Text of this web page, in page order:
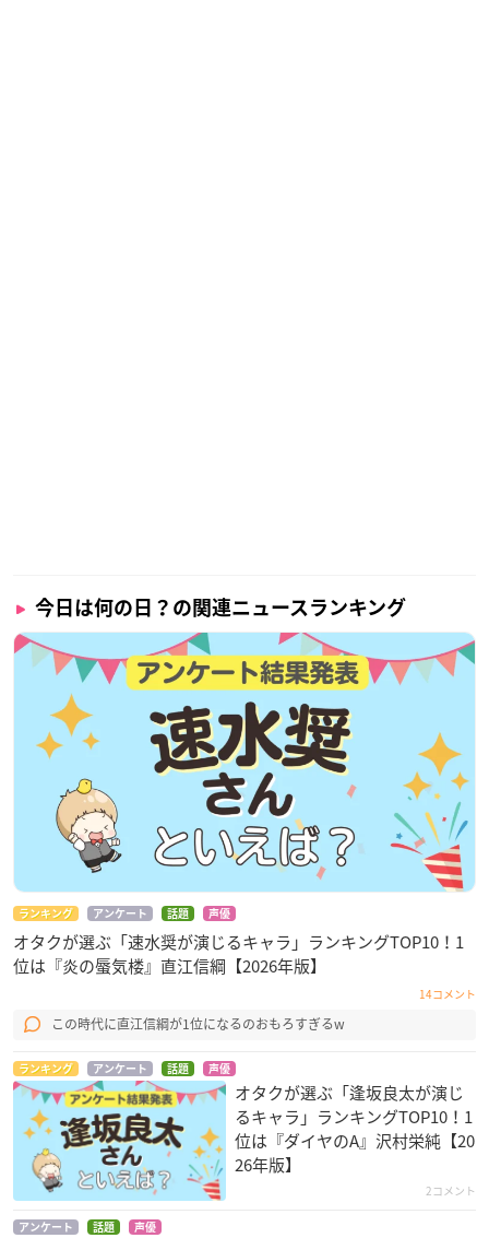
今日は何の日？の関連ニュースランキング
ランキング アンケート 話題 声優
オタクが選ぶ「速水奨が演じるキャラ」ランキングTOP10！1
位は『炎の蜃気楼』直江信綱【2026年版】
14コメント
この時代に直江信綱が1位になるのおもろすぎるw
ランキング アンケート 話題 声優
オタクが選ぶ「逢坂良太が演じ
るキャラ」ランキングTOP10！1
位は『ダイヤのA』沢村栄純【20
26年版】
2コメント
アンケート 話題 声優